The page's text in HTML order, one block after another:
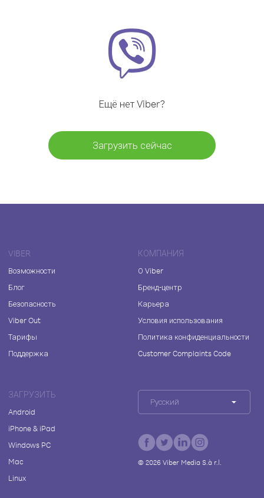
Ещё нет Viber?
Загрузить сейчас
VIBER
Возможности
Блог
Безопасность
Viber Out
Тарифы
Поддержка
КОМПАНИЯ
О Viber
Бренд-центр
Карьера
Условия использования
Политика конфиденциальности
Customer Complaints Code
ЗАГРУЗИТЬ
Android
iPhone & iPad
Windows PC
Mac
Linux
Русский
© 2026Viber Media S.à r.l.